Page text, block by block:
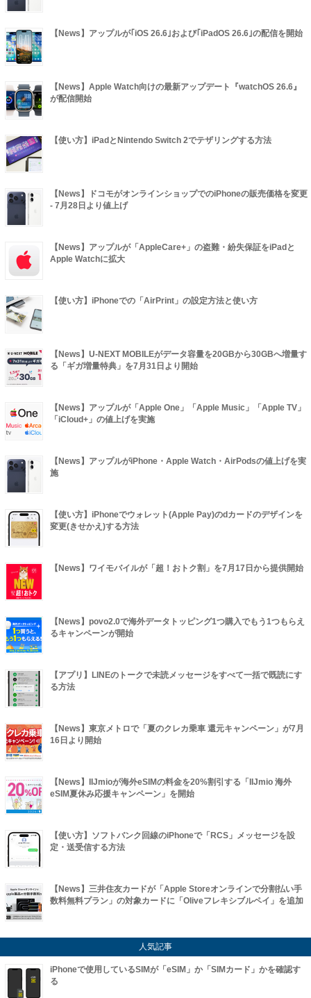
【News】アップルが｢iOS 26.6｣および｢iPadOS 26.6｣の配信を開始
【News】Apple Watch向けの最新アップデート『watchOS 26.6』
が配信開始
【使い方】iPadとNintendo Switch 2でテザリングする方法
【News】ドコモがオンラインショップでのiPhoneの販売価格を変更
- 7月28日より値上げ
【News】アップルが「AppleCare+」の盗難・紛失保証をiPadと
Apple Watchに拡大
【使い方】iPhoneでの「AirPrint」の設定方法と使い方
【News】U-NEXT MOBILEがデータ容量を20GBから30GBへ増量す
る「ギガ増量特典」を7月31日より開始
【News】アップルが「Apple One」「Apple Music」「Apple TV」
「iCloud+」の値上げを実施
【News】アップルがiPhone・Apple Watch・AirPodsの値上げを実
施
【使い方】iPhoneでウォレット(Apple Pay)のdカードのデザインを
変更(きせかえ)する方法
【News】ワイモバイルが「超！おトク割」を7月17日から提供開始
【News】povo2.0で海外データトッピング1つ購入でもう1つもらえ
るキャンペーンが開始
【アプリ】LINEのトークで未読メッセージをすべて一括で既読にす
る方法
【News】東京メトロで「夏のクレカ乗車 還元キャンペーン」が7月
16日より開始
【News】IIJmioが海外eSIMの料金を20%割引する「IIJmio 海外
eSIM夏休み応援キャンペーン」を開始
【使い方】ソフトバンク回線のiPhoneで「RCS」メッセージを設
定・送受信する方法
【News】三井住友カードが「Apple Storeオンラインで分割払い手
数料無料プラン」の対象カードに「Oliveフレキシブルペイ」を追加
人気記事
iPhoneで使用しているSIMが「eSIM」か「SIMカード」かを確認す
る